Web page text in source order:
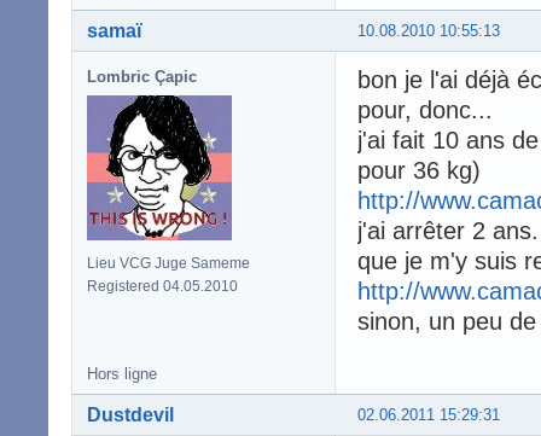
10.08.2010 10:55:13
samaï
Lombric Çapic
Lieu VCG Juge Sameme
Registered 04.05.2010
bon je l'ai déjà
pour, donc...
j'ai fait 10 ans
pour 36 kg)
http://
j'ai arrêter 2
que je m'y suis
http://
sinon, un peu
Hors ligne
02.06.2011 15:29:31
Dustdevil